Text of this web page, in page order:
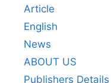
Article
English
News
ABOUT US
Publishers Details